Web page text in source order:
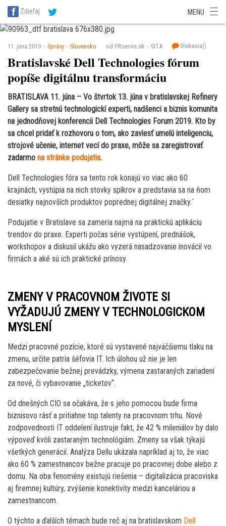
SITA Energetika
SITA Potravinárstvo
Zdieľaj MENU
11. júna 2019 Správy Slovensko od PRservis.sk SITA Diskusia()
Bratislavské Dell Technologies fórum
popíše digitálnu transformáciu
BRATISLAVA 11. júna – Vo štvrtok 13. júna v bratislavskej Refinery
Gallery sa stretnú technologickí experti, nadšenci a biznis komunita
na jednodňovej konferencii Dell Technologies Forum 2019. Kto by
sa chcel pridať k rozhovoru o tom, ako zaviesť umelú inteligenciu,
strojové učenie, internet vecí do praxe, môže sa zaregistrovať
zadarmo na stránke podujatia.
Dell Technologies fóra sa tento rok konajú vo viac ako 60
krajinách, vystúpia na nich stovky spíkrov a predstavia sa na ňom
desiatky najnovších produktov poprednej digitálnej značky.´
Podujatie v Bratislave sa zameria najmä na praktickú aplikáciu
trendov do praxe. Experti počas série vystúpení, prednášok,
workshopov a diskusií ukážu ako vyzerá nasadzovanie inovácií vo
firmách a aké sú ich praktické prínosy.
ZMENY V PRACOVNOM ŽIVOTE SI
VYŽADUJÚ ZMENY V TECHNOLOGICKOM
MYSLENÍ
Medzi pracovné pozície, ktoré sú vystavené najväčšiemu tlaku na
zmenu, určite patria šéfovia IT. Ich úlohou už nie je len
zabezpečovanie bežnej prevádzky, výmena zastaraných zariadení
za nové, či vybavovanie „ticketov“.
Od dnešných CIO sa očakáva, že s jeho pomocou bude firma
biznisovo rásť a pritiahne top talenty na pracovnom trhu. Nové
zodpovednosti IT oddelení ilustruje fakt, že 42 % mileniálov by dalo
výpoveď kvôli zastaraným technológiám. Zmeny sa však týkajú
všetkých generácií. Analýza Dellu ukázala napríklad aj to, že viac
ako 60 % zamestnancov bežne pracuje po pracovnej dobe alebo z
domu. Na oba fenomény existujú riešenia – digitalizácia pracoviska
aj firemnej kultúry, zvýšenie konektivity medzi kanceláriou a
zamestnancom.
O týchto a ďalších témach bude reč aj na bratislavskom Dell